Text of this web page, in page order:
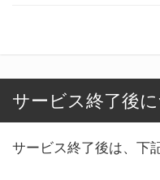
サービス終了後
サービス終了後は、下